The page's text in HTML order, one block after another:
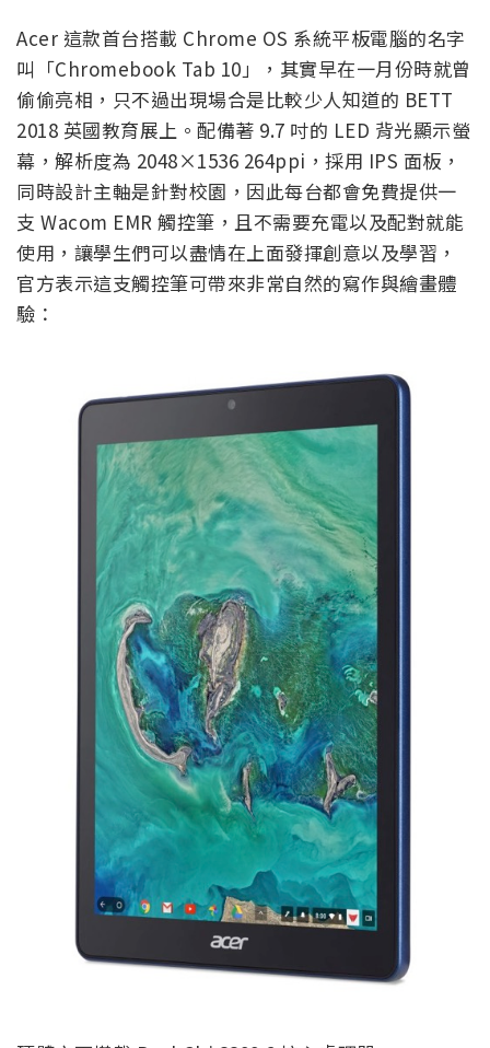
Acer 這款首台搭載 Chrome OS 系統平板電腦的名字
叫「Chromebook Tab 10」，其實早在一月份時就曾
偷偷亮相，只不過出現場合是比較少人知道的 BETT
2018 英國教育展上。配備著 9.7 吋的 LED 背光顯示螢
幕，解析度為 2048×1536 264ppi，採用 IPS 面板，
同時設計主軸是針對校園，因此每台都會免費提供一
支 Wacom EMR 觸控筆，且不需要充電以及配對就能
使用，讓學生們可以盡情在上面發揮創意以及學習，
官方表示這支觸控筆可帶來非常自然的寫作與繪畫體
驗：